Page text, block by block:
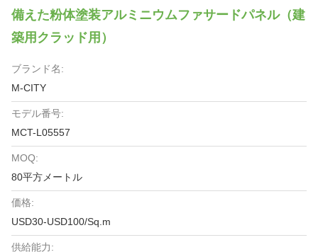
備えた粉体塗装アルミニウムファサードパネル（建
築用クラッド用）
ブランド名:
M-CITY
モデル番号:
MCT-L05557
MOQ:
80平方メートル
価格:
USD30-USD100/Sq.m
供給能力: